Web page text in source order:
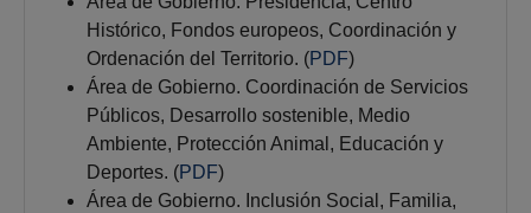
Histórico, Fondos europeos, Coordinación y
Ordenación del Territorio. (PDF)
Área de Gobierno. Coordinación de Servicios
Públicos, Desarrollo sostenible, Medio
Ambiente, Protección Animal, Educación y
Deportes. (PDF)
Área de Gobierno. Inclusión Social, Familia,